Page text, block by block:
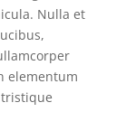
Nulla et
elementum